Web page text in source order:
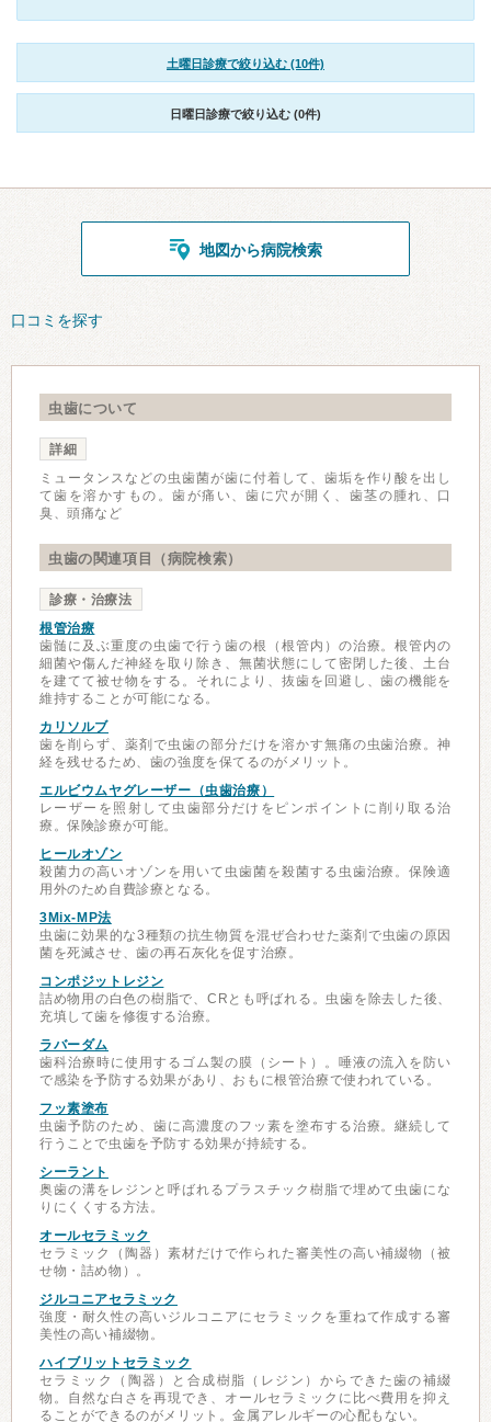
土曜日診療で絞り込む (10件)
日曜日診療で絞り込む (0件)
地図から病院検索
口コミを探す
虫歯について
詳細
ミュータンスなどの虫歯菌が歯に付着して、歯垢を作り酸を出し
て歯を溶かすもの。歯が痛い、歯に穴が開く、歯茎の腫れ、口
臭、頭痛など
虫歯の関連項目（病院検索）
診療・治療法
根管治療
歯髄に及ぶ重度の虫歯で行う歯の根（根管内）の治療。根管内の
細菌や傷んだ神経を取り除き、無菌状態にして密閉した後、土台
を建てて被せ物をする。それにより、抜歯を回避し、歯の機能を
維持することが可能になる。
カリソルブ
歯を削らず、薬剤で虫歯の部分だけを溶かす無痛の虫歯治療。神
経を残せるため、歯の強度を保てるのがメリット。
エルビウムヤグレーザー（虫歯治療）
レーザーを照射して虫歯部分だけをピンポイントに削り取る治
療。保険診療が可能。
ヒールオゾン
殺菌力の高いオゾンを用いて虫歯菌を殺菌する虫歯治療。保険適
用外のため自費診療となる。
3Mix-MP法
虫歯に効果的な3種類の抗生物質を混ぜ合わせた薬剤で虫歯の原因
菌を死滅させ、歯の再石灰化を促す治療。
コンポジットレジン
詰め物用の白色の樹脂で、CRとも呼ばれる。虫歯を除去した後、
充填して歯を修復する治療。
ラバーダム
歯科治療時に使用するゴム製の膜（シート）。唾液の流入を防い
で感染を予防する効果があり、おもに根管治療で使われている。
フッ素塗布
虫歯予防のため、歯に高濃度のフッ素を塗布する治療。継続して
行うことで虫歯を予防する効果が持続する。
シーラント
奥歯の溝をレジンと呼ばれるプラスチック樹脂で埋めて虫歯にな
りにくくする方法。
オールセラミック
セラミック（陶器）素材だけで作られた審美性の高い補綴物（被
せ物・詰め物）。
ジルコニアセラミック
強度・耐久性の高いジルコニアにセラミックを重ねて作成する審
美性の高い補綴物。
ハイブリットセラミック
セラミック（陶器）と合成樹脂（レジン）からできた歯の補綴
物。自然な白さを再現でき、オールセラミックに比べ費用を抑え
ることができるのがメリット。金属アレルギーの心配もない。